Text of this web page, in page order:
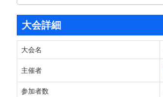
大会詳細
大会名
主催者
参加者数